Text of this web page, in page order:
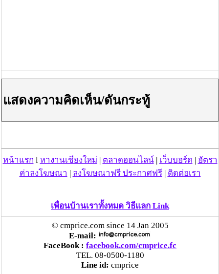
แสดงความคิดเห็น/ดันกระทู้
หน้าแรก l หางานเชียงใหม่ | ตลาดออนไลน์| เว็บบอร์ด | อัตรา
ค่าลงโฆษณา | ลงโฆษณาฟรี ประกาศฟรี| ติดต่อเรา
เพื่อนบ้านเราทั้งหมด วิธีแลก Link
© cmprice.com since 14 Jan 2005
E-mail:
FaceBook : facebook.com/cmprice.fc
TEL. 08-0500-1180
Line id: cmprice